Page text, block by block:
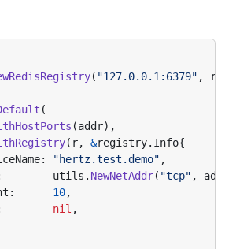
( "127.0.0.1:6379" ,
(
(addr),
( r, &registry. Info{
: "hertz.test.demo" ,
utils . NewNetAddr( "tcp" ,
: 10,
nil ,